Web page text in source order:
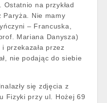
na przykład
Nie mamy
– Francuska,
Mariana Danysza)
przekazała przez
nie podając do siebie
się zdjęcia z
Fizyki przy ul. Hożej 69